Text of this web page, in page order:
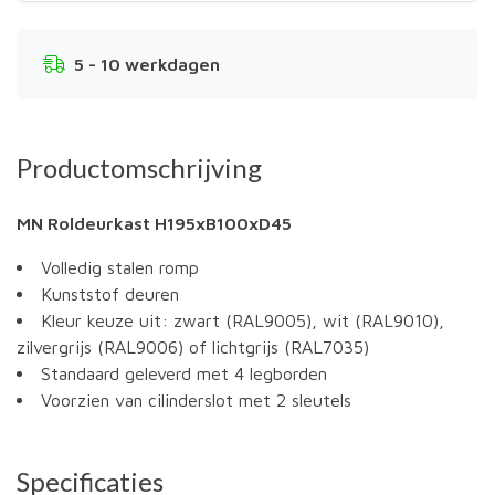
5 - 10 werkdagen
Productomschrijving
MN Roldeurkast H195xB100xD45
Volledig stalen romp
Kunststof deuren
Kleur keuze uit: zwart (RAL9005), wit (RAL9010),
zilvergrijs (RAL9006) of lichtgrijs (RAL7035)
Standaard geleverd met 4 legborden
Voorzien van cilinderslot met 2 sleutels
Specificaties